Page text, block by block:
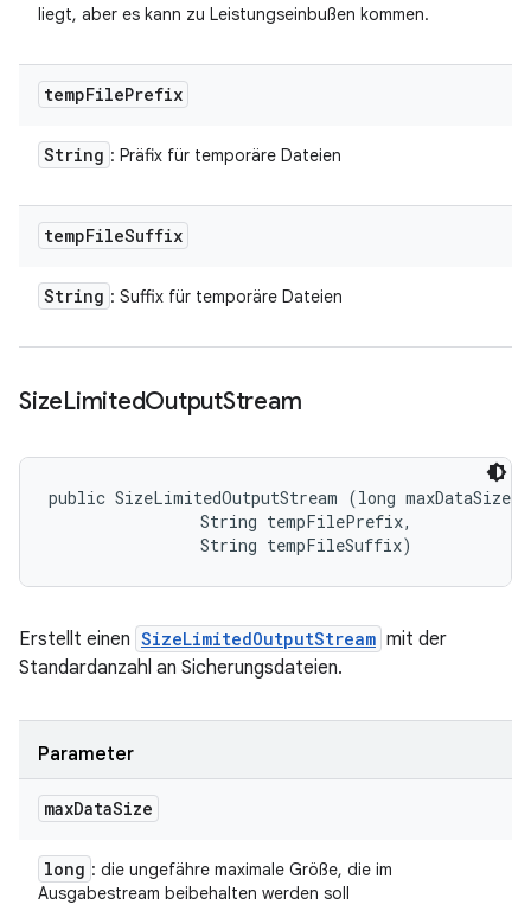
liegt, aber es kann zu Leistungseinbußen kommen.
tempFilePrefix
String : Präfix für temporäre Dateien
tempFileSuffix
String : Suffix für temporäre Dateien
SizeLimitedOutputStream
public SizeLimitedOutputStream (long maxDataSize,
                String tempFilePrefix,
                String tempFileSuffix)
Erstellt einen SizeLimitedOutputStream mit der
Standardanzahl an Sicherungsdateien.
Parameter
maxDataSize
long : die ungefähre maximale Größe, die im
Ausgabestream beibehalten werden soll